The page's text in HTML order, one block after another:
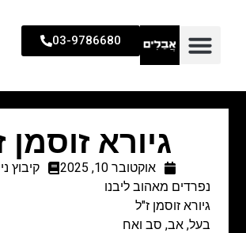
03-9786680
גיורא זוסמן
אוקטובר 10, 2025
קיבוץ
נפרדים מאהוב ליבנו
גיורא זוסמן ז"ל
בעל, אב, סב ואח